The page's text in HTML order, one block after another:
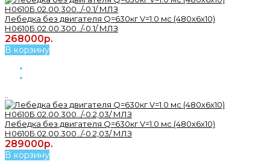
Лебедка без двигателя Q=630кг V=1.0 мс (480х6х10)
Н0610Б.02.00.300../-0.1/ МЛЗ
268000р.
В корзину
Лебедка без двигателя Q=630кг V=1.0 мс (480х6х10)
Н0610Б.02.00.300../-0.2,03/ МЛЗ
289000р.
В корзину